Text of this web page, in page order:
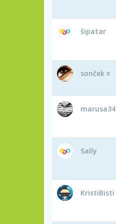
šipatar
sonček ¤
marusa34
Sally
KristiBisti